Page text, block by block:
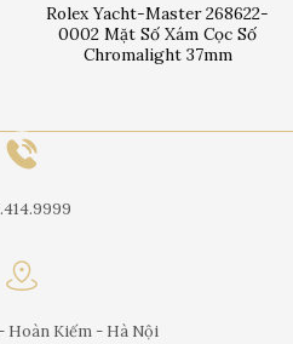
Rolex Yacht-Master 268622-
0002 Mặt Số Xám Cọc Số
Chromalight 37mm
Hoàn Kiếm - Hà Nội